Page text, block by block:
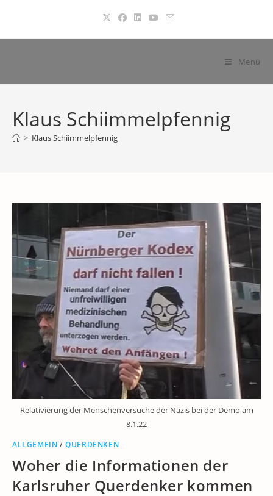
springen
Menü
Klaus Schiimmelpfennig
> Klaus Schiimmelpfennig
Relativierung der Menschenversuche der Nazis bei der Demo am
8.1.22
ALLGEMEIN /QUERDENKEN
Woher die Informationen der
Karlsruher Querdenker kommen